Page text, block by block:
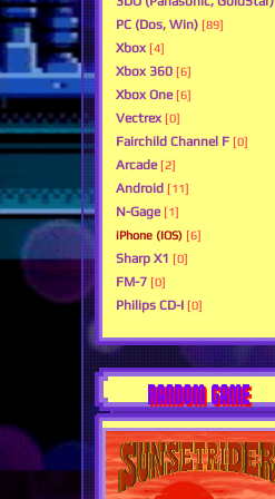
PC (Dos, Win) [89]
Xbox [4]
Xbox 360 [6]
Xbox One [6]
Vectrex [0]
Fairchild Channel F [0]
Arcade [2]
Android [11]
N-Gage [1]
iPhone (IOS) [6]
Sharp X1 [0]
FM-7 [0]
Philips CD-I [0]
RANDOM GAME